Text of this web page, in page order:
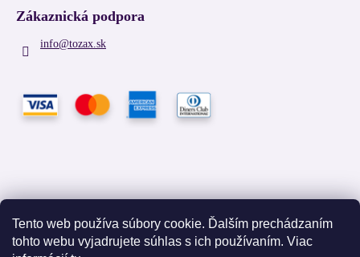
Tento web používa súbory cookie. Ďalším prechádzaním
tohto webu vyjadrujete súhlas s ich používaním. Viac
Zákaznická podpora
info@tozax.sk